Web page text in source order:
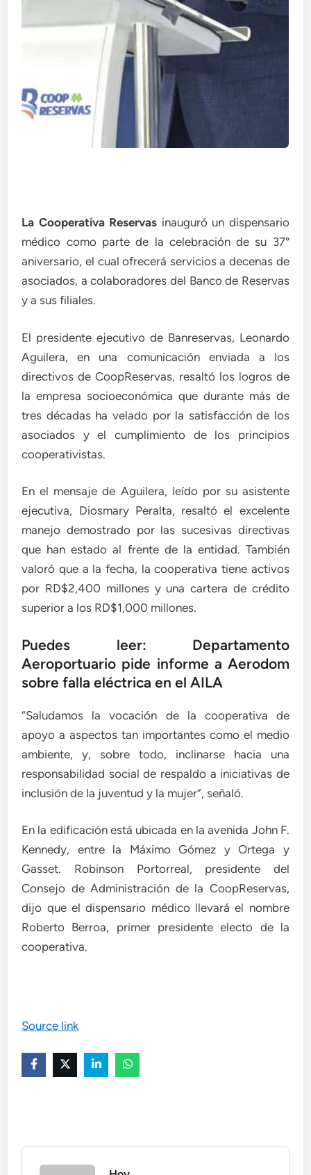
La Cooperativa Reservas inauguró un dispensario
médico como parte de la celebración de su 37°
aniversario, el cual ofrecerá servicios a decenas de
asociados, a colaboradores del Banco de Reservas
y a sus filiales.
El presidente ejecutivo de Banreservas, Leonardo
Aguilera, en una comunicación enviada a los
directivos de CoopReservas, resaltó los logros de
la empresa socioeconómica que durante más de
tres décadas ha velado por la satisfacción de los
asociados y el cumplimiento de los principios
cooperativistas.
En el mensaje de Aguilera, leído por su asistente
ejecutiva, Diosmary Peralta, resaltó el excelente
manejo demostrado por las sucesivas directivas
que han estado al frente de la entidad. También
valoró que a la fecha, la cooperativa tiene activos
por RD$2,400 millones y una cartera de crédito
superior a los RD$1,000 millones.
Puedes leer: Departamento
Aeroportuario pide informe a Aerodom
sobre falla eléctrica en el AILA
“Saludamos la vocación de la cooperativa de
apoyo a aspectos tan importantes como el medio
ambiente, y, sobre todo, inclinarse hacia una
responsabilidad social de respaldo a iniciativas de
inclusión de la juventud y la mujer”, señaló.
En la edificación está ubicada en la avenida John F.
Kennedy, entre la Máximo Gómez y Ortega y
Gasset. Robinson Portorreal, presidente del
Consejo de Administración de la CoopReservas,
dijo que el dispensario médico llevará el nombre
Roberto Berroa, primer presidente electo de la
cooperativa.
Source link